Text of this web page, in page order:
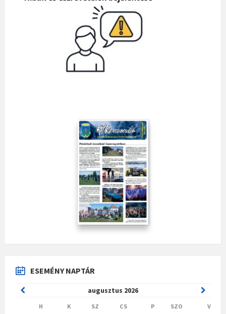
ESEMÉNY NAPTÁR
augusztus 2026
Previous
Month
Month
H K SZ CS P SZO V